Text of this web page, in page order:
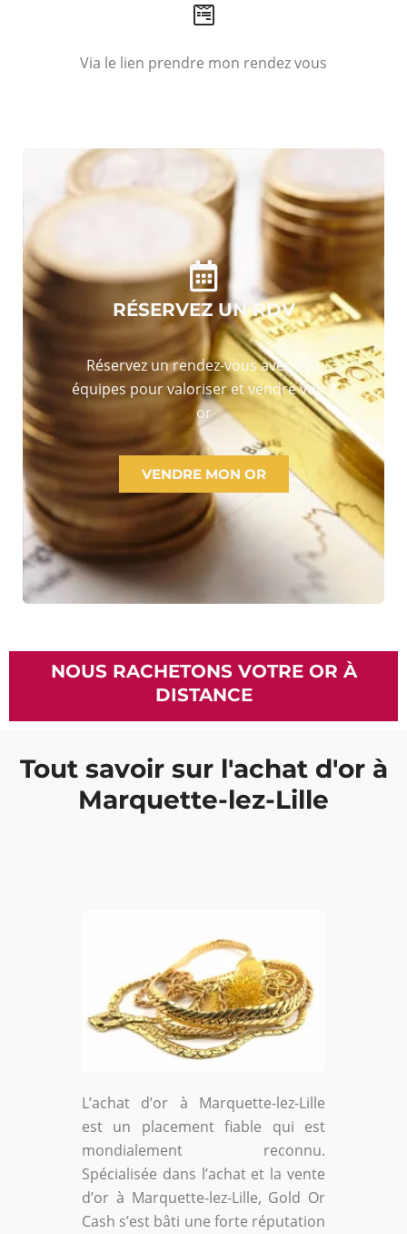
Via le lien prendre mon rendez vous
RÉSERVEZ UN RDV
Réservez un rendez-vous avec nos
équipes pour valoriser et vendre votre
or
VENDRE MON OR
NOUS RACHETONS VOTRE OR À
DISTANCE
Tout savoir sur l'achat d'or à
Marquette-lez-Lille
L’achat d’or à Marquette-lez-Lille
est un placement fiable qui est
mondialement reconnu.
Spécialisée dans l’achat et la vente
d’or à Marquette-lez-Lille, Gold Or
Cash s’est bâti une forte réputation